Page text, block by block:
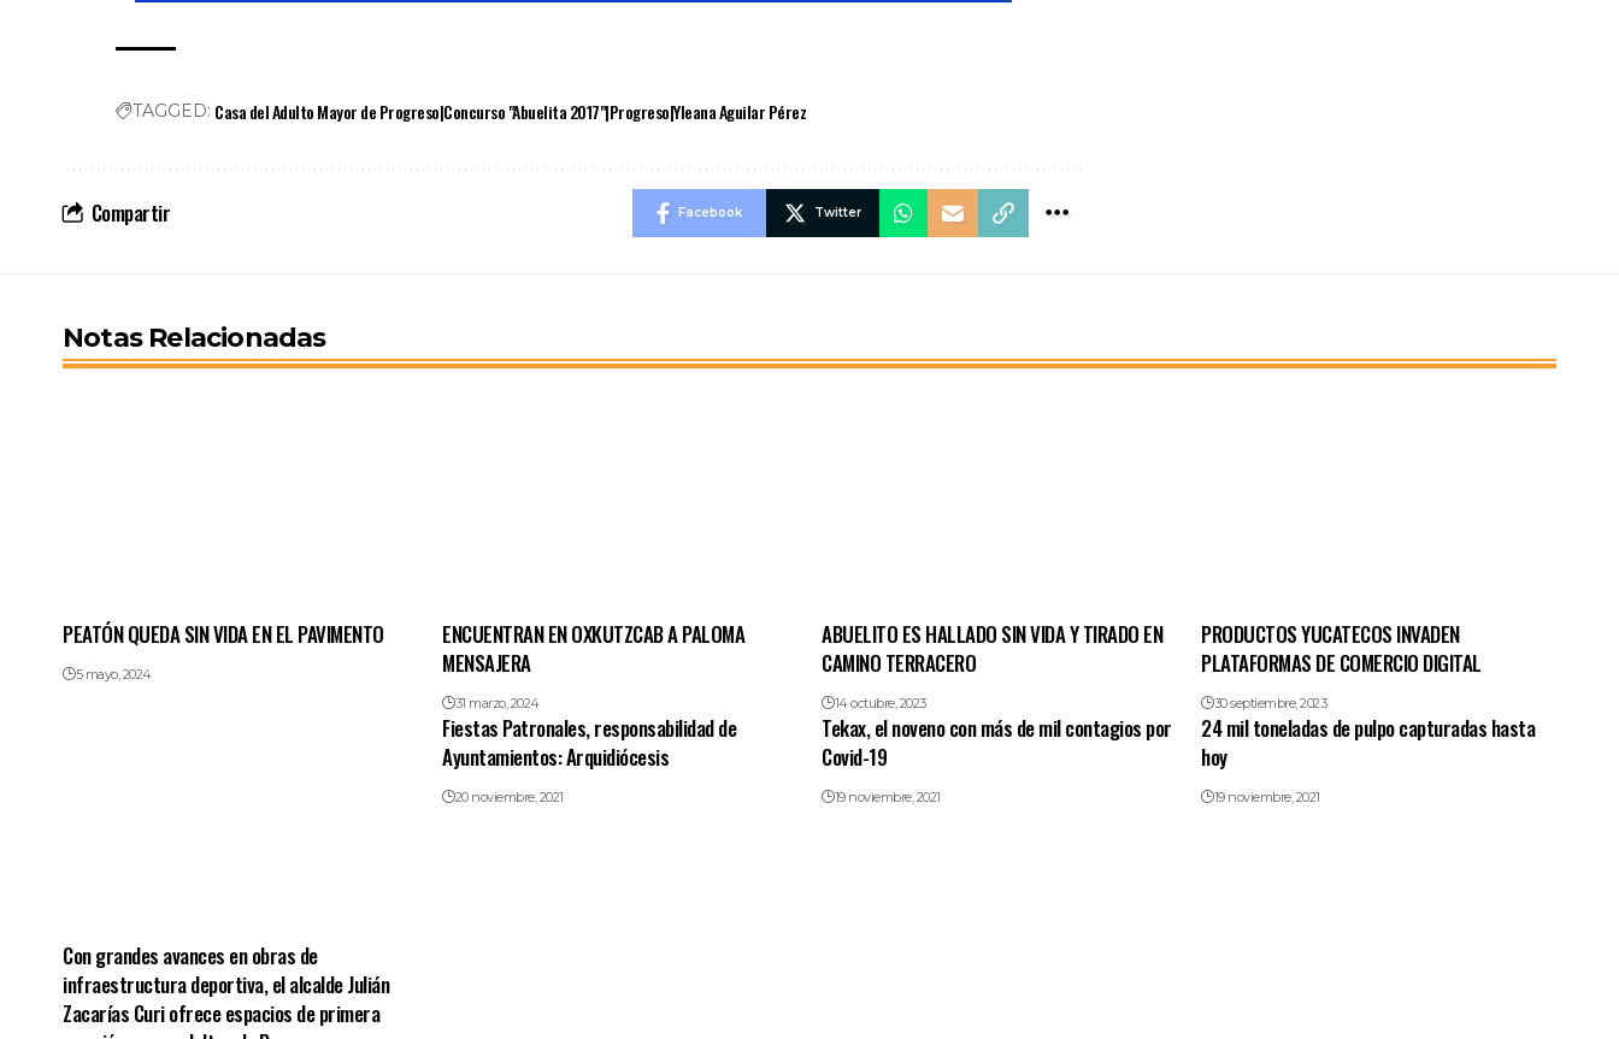
TAGGED: Casa del Adulto Mayor de Progreso|Concurso "Abuelita 2017"|Progreso|Yleana Aguilar Pérez
Compartir Facebook Twitter
Notas Relacionadas
PEATÓN QUEDA SIN VIDA EN EL PAVIMENTO
5 mayo, 2024
ENCUENTRAN EN OXKUTZCAB A PALOMA
MENSAJERA
31 marzo, 2024
ABUELITO ES HALLADO SIN VIDA Y TIRADO EN
CAMINO TERRACERO
14 octubre, 2023
PRODUCTOS YUCATECOS INVADEN
PLATAFORMAS DE COMERCIO DIGITAL
30 septiembre, 2023
Con grandes avances en obras de
infraestructura deportiva, el alcalde Julián
Zacarías Curi ofrece espacios de primera
Fiestas Patronales, responsabilidad de
Ayuntamientos: Arquidiócesis
20 noviembre, 2021
Tekax, el noveno con más de mil contagios por
Covid-19
19 noviembre, 2021
24 mil toneladas de pulpo capturadas hasta
hoy
19 noviembre, 2021